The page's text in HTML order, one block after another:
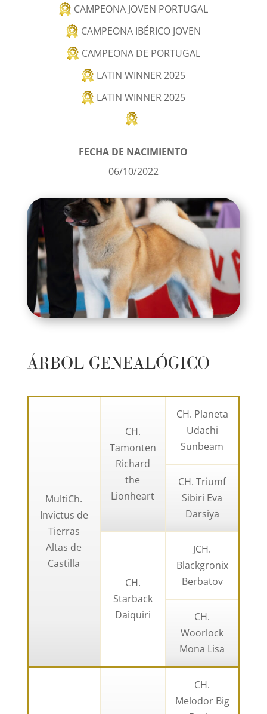
CAMPEONA JOVEN PORTUGAL
CAMPEONA IBÉRICO JOVEN
CAMPEONA DE PORTUGAL
LATIN WINNER 2025
LATIN WINNER 2025
FECHA DE NACIMIENTO
06/10/2022
ÁRBOL GENEALÓGICO
MultiCh.
Invictus de
Tierras
Altas de
Castilla
CH.
Tamonten
Richard
the
Lionheart
CH. Planeta
Udachi
Sunbeam
CH. Triumf
Sibiri Eva
Darsiya
CH.
Starback
Daiquiri
JCH.
Blackgronix
Berbatov
CH.
Woorlock
Mona Lisa
CH.
Melodor Big